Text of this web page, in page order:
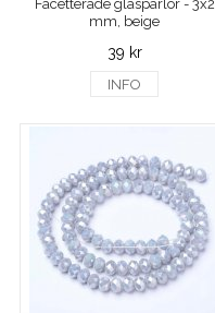
Facetterade glaspärlor - 3x2
mm, beige
39 kr
INFO